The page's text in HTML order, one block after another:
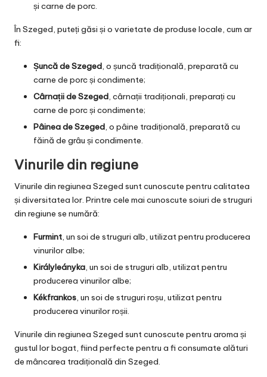
și carne de porc.
În Szeged, puteți găsi și o varietate de produse locale, cum ar
fi:
Șuncă de Szeged, o șuncă tradițională, preparată cu
carne de porc și condimente;
Cârnații de Szeged, cârnații tradiționali, preparați cu
carne de porc și condimente;
Pâinea de Szeged, o pâine tradițională, preparată cu
făină de grâu și condimente.
Vinurile din regiune
Vinurile din regiunea Szeged sunt cunoscute pentru calitatea
și diversitatea lor. Printre cele mai cunoscute soiuri de struguri
din regiune se numără:
Furmint, un soi de struguri alb, utilizat pentru producerea
vinurilor albe;
Királyleányka, un soi de struguri alb, utilizat pentru
producerea vinurilor albe;
Kékfrankos, un soi de struguri roșu, utilizat pentru
producerea vinurilor roșii.
Vinurile din regiunea Szeged sunt cunoscute pentru aroma și
gustul lor bogat, fiind perfecte pentru a fi consumate alături
de mâncarea tradițională din Szeged.